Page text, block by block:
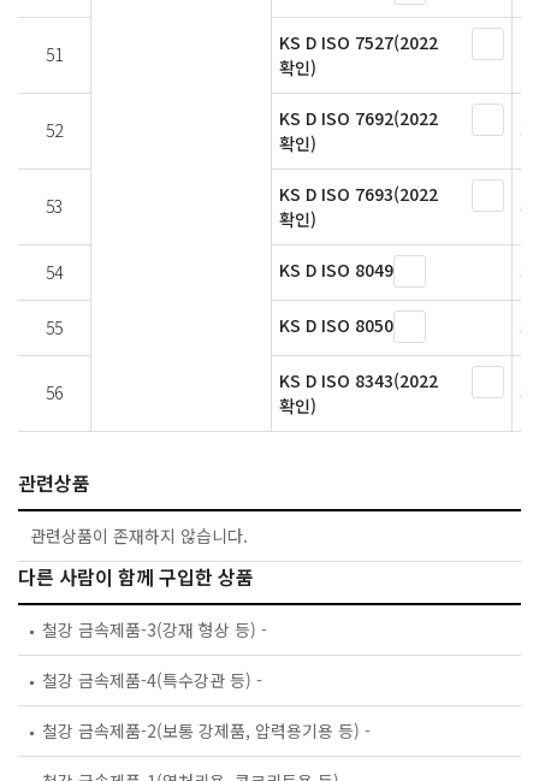
51
KS D ISO 7527(2022
확인)
52
KS D ISO 7692(2022
확인)
53
KS D ISO 7693(2022
확인)
54 KS D ISO 8049
55 KS D ISO 8050
56
KS D ISO 8343(2022
확인)
관련상품
관련상품이 존재하지 않습니다.
다른 사람이 함께 구입한 상품
철강 금속제품-3(강재 형상 등) -
철강 금속제품-4(특수강관 등) -
철강 금속제품-2(보통 강제품, 압력용기용 등) -